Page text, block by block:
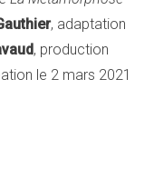
, adaptation
, production
le 2 mars 2021